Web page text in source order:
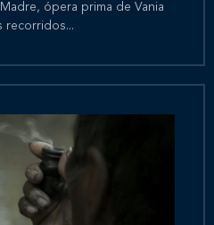
ópera prima de Vania
recorridos...